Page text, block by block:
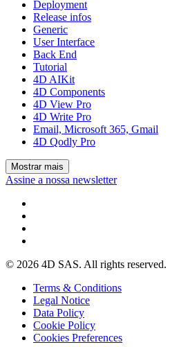
Deployment
Release infos
Generic
User Interface
Back End
Tutorial
4D AIKit
4D Components
4D View Pro
4D Write Pro
Email, Microsoft 365, Gmail
4D Qodly Pro
Mostrar mais
Assine a nossa newsletter
© 2026 4D SAS. All rights reserved.
Terms & Conditions
Legal Notice
Data Policy
Cookie Policy
Cookies Preferences